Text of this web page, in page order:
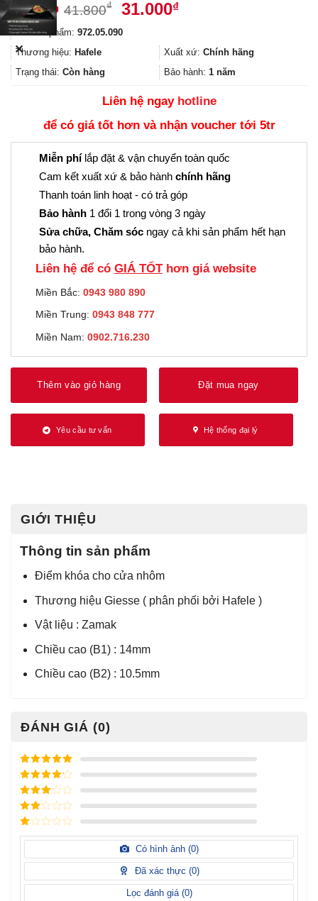
41.800₫
Giá
là:
41.800₫.
31.000₫Giá
là:
31.000₫.
Mã sản phẩm: 972.05.090
Thương hiệu: Hafele Xuất xứ: Chính hãng
Trạng thái: Còn hàng Bảo hành: 1 năm
Liên hệ ngay hotline
để có giá tốt hơn và nhận voucher tới 5tr
Miễn phílắp đặt & vận chuyển toàn quốc
Cam kết xuất xứ & bảo hành chính hãng
Thanh toán linh hoạt - có trả góp
Bảo hành 1 đổi 1 trong vòng 3 ngày
Sửa chữa, Chăm sóc ngay cả khi sản phẩm hết hạn
bảo hành.
Liên hệ để có GIÁ TỐThơn giá website
Miền Bắc: 0943 980 890
Miền Trung: 0943 848 777
Miền Nam: 0902.716.230
Thêm vào giỏ hàng Đặt mua ngay
Yêu cầu tư vấn Hệ thống đại lý
GIỚI THIỆU
Thông tin sản phẩm
Điểm khóa cho cửa nhôm
Thương hiệu Giesse ( phân phối bởi Hafele )
Vật liệu : Zamak
Chiều cao (B1) : 14mm
Chiều cao (B2) : 10.5mm
ĐÁNH GIÁ (0)
Được xếp
hạng
5
5
sao
Được xếp
hạng
4
5
sao
Được
xếp
hạng3
5 sao
Được
hạng
sao
Được
hạng
1
sao
Có hình ảnh (0)
Đã xác thực (0)
Lọc đánh giá (0)
✕